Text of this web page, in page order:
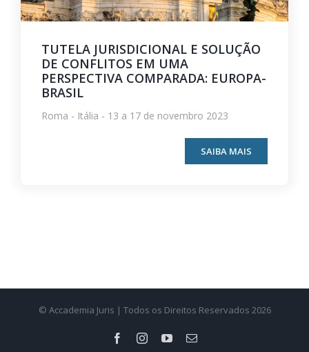
TUTELA JURISDICIONAL E SOLUÇÃO
DE CONFLITOS EM UMA
PERSPECTIVA COMPARADA: EUROPA-
BRASIL
Roma - Itália - 13 a 17 de novembro 2023
SAIBA MAIS
© Accademia Juris | Todos os Direitos Reservados 2026
FacebookInstagramYouTube
E-